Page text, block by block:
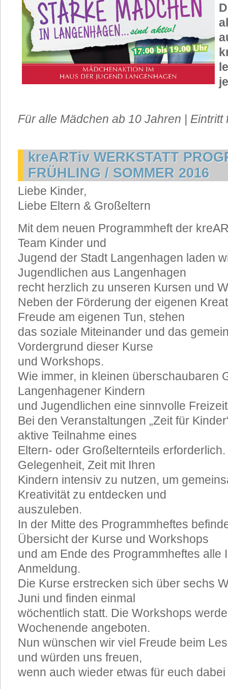
Für alle Mädchen ab 10 Jahren | Eintritt
kreARTiv WERKSTATT
FRÜHLING / SOMMER 2016
Liebe Kinder,
Liebe Eltern & Großeltern
Mit dem neuen Programmheft der
Team Kinder und
Jugend der Stadt Langenhagen laden
Jugendlichen aus Langenhagen
recht herzlich zu unseren Kursen und
Neben der Förderung der eigenen
Freude am eigenen Tun, stehen
das soziale Miteinander und das
Vordergrund dieser Kurse
und Workshops.
Wie immer, in kleinen überschaubaren
Langenhagener Kindern
und Jugendlichen eine sinnvolle
Bei den Veranstaltungen „Zeit für
aktive Teilnahme eines
Eltern- oder Großelternteils
Gelegenheit, Zeit mit Ihren
Kindern intensiv zu nutzen, um
Kreativität zu entdecken und
auszuleben.
In der Mitte des Programmheftes
Übersicht der Kurse und Workshops
und am Ende des Programmheftes alle
Anmeldung.
Die Kurse erstrecken sich über sechs
Juni und finden einmal
wöchentlich statt. Die Workshops
Wochenende angeboten.
Nun wünschen wir viel Freude beim
und würden uns freuen,
wenn auch wieder etwas für euch dabei